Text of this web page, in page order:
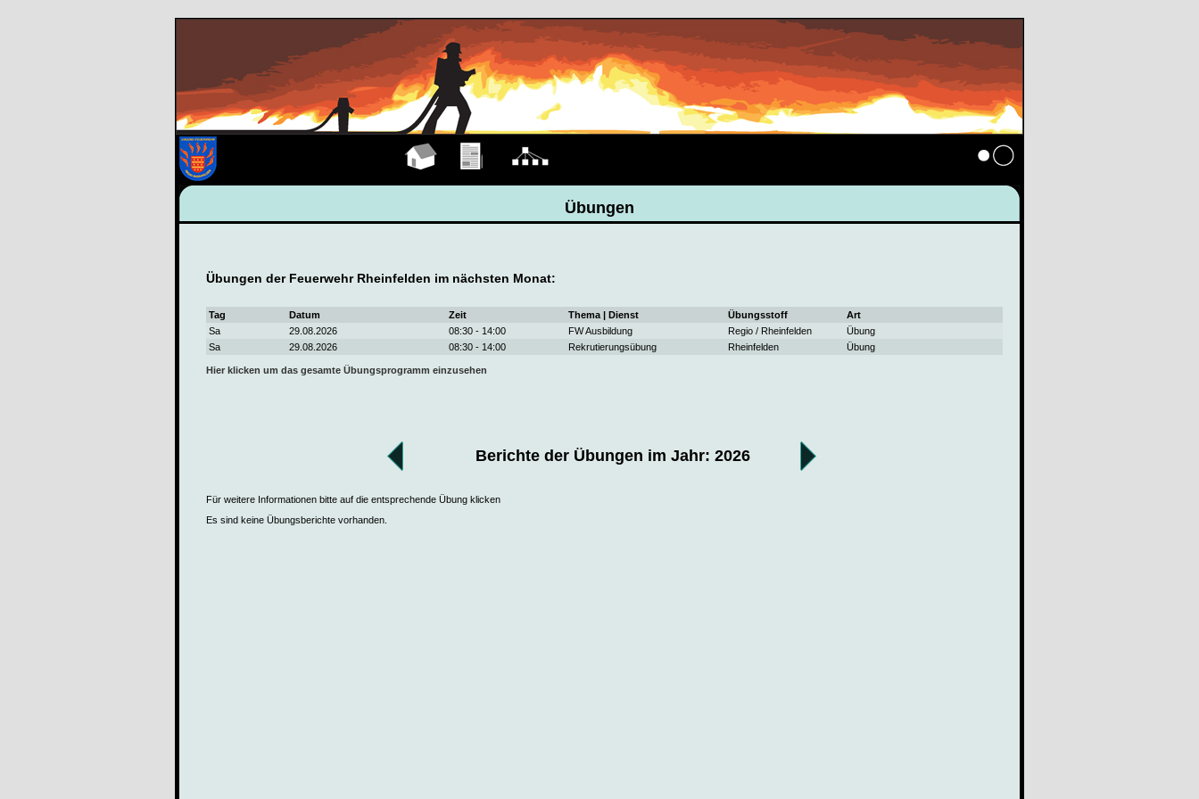
Übungen
Übungen der Feuerwehr Rheinfelden im nächsten Monat:
Tag Datum Zeit Thema | Dienst Übungsstoff
Art
Sa
29.08.2026 08:30 - 14:00 FW Ausbildung Regio / Rheinfelden
Übung
Sa
29.08.2026 08:30 - 14:00 Rekrutierungsübung Rheinfelden Übung
Hier klicken um das gesamte Übungsprogramm einzusehen
Berichte der Übungen im Jahr: 2026
Für weitere Informationen bitte auf die entsprechende Übung klicken
Es sind keine Übungsberichte vorhanden.